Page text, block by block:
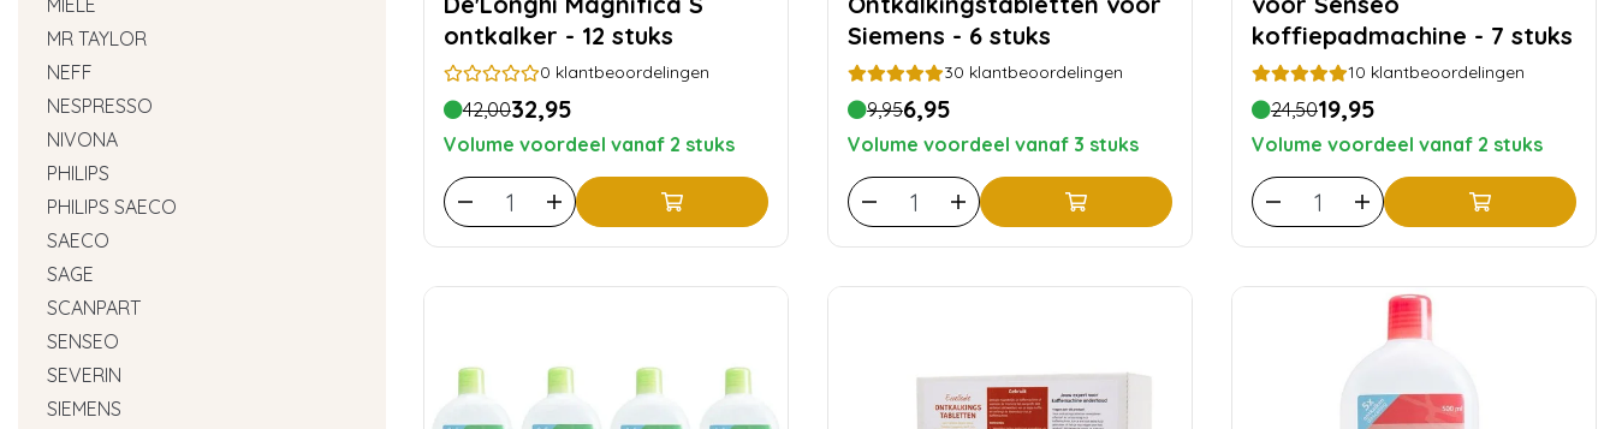
MIELE
MR TAYLOR
NEFF
NESPRESSO
NIVONA
PHILIPS
PHILIPS SAECO
SAECO
SAGE
SCANPART
SENSEO
SEVERIN
SIEMENS
ontkalker - 12 stuks
0 klantbeoordelingen
42,0032,95
Volume voordeel vanaf 2 stuks
Siemens - 6 stuks
30 klantbeoordelingen
9,956,95
Volume voordeel vanaf 3 stuks
koffiepadmachine - 7 stuks
10 klantbeoordelingen
24,5019,95
Volume voordeel vanaf 2 stuks